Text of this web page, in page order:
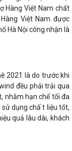
Hàng Việt Nam chất
Việt Nam được
Hà Nội công nhận là
2021 là do trước khi
đều phải trải qua
nhằm hạn chế tối đa
dụng chấ t liệu tốt,
quả lâu dài, khách